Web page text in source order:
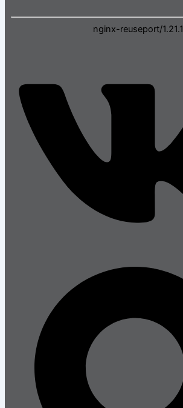
nginx-reuseport/1.21.1